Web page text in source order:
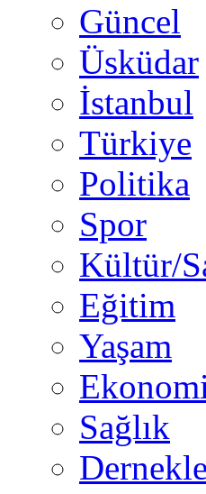
Güncel
Üsküdar
İstanbul
Türkiye
Politika
Spor
Kültür/
Eğitim
Yaşam
Ekonomi
Sağlık